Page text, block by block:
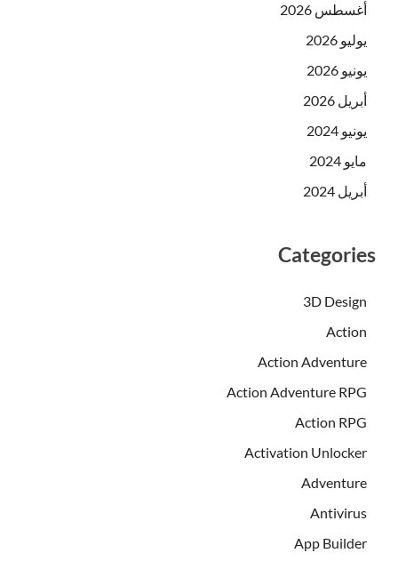
أغسطس 2026
يوليو 2026
يونيو 2026
أبريل 2026
يونيو 2024
مايو 2024
أبريل 2024
Categories
3D Design
Action
Action Adventure
Action Adventure RPG
Action RPG
Activation Unlocker
Adventure
Antivirus
App Builder